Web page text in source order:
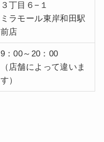
３丁目６−１
ミラモール東岸和田駅
前店
9：00～20：00
（店舗によって違いま
す）